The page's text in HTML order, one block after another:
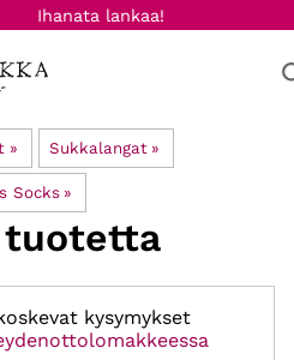
Ihanata lankaa!
‪» Sukkalangat ‪»
Socks ‪»
tuotetta
kysymykset